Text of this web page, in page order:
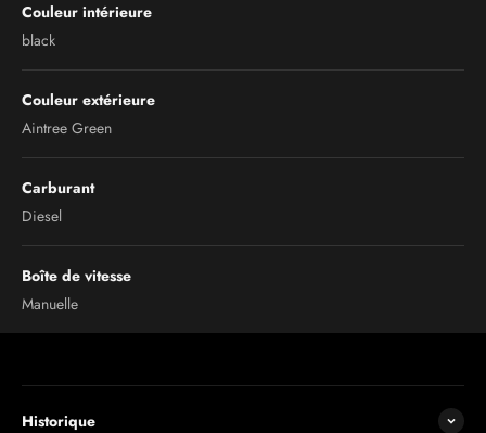
Couleur intérieure
black
Couleur extérieure
Aintree Green
Carburant
Diesel
Boîte de vitesse
Manuelle
Historique